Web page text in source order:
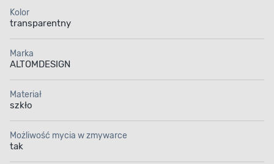
Kolor
transparentny
Marka
ALTOMDESIGN
Materiał
szkło
Możliwość mycia w zmywarce
tak